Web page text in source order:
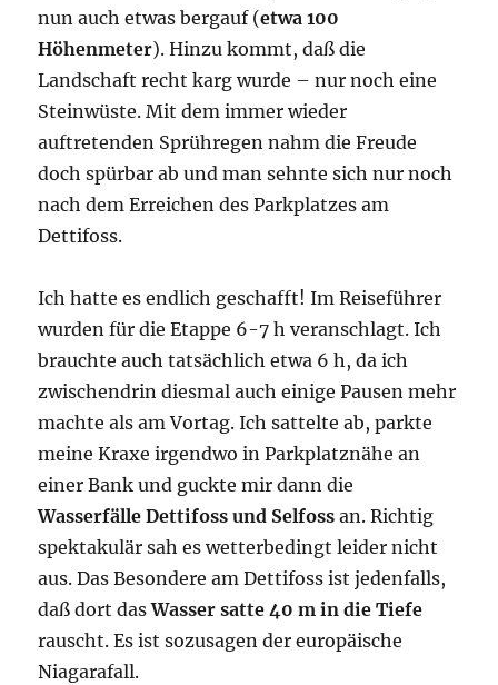
nun auch etwas bergauf (etwa 100
Höhenmeter). Hinzu kommt, daß die
Landschaft recht karg wurde – nur noch eine
Steinwüste. Mit dem immer wieder
auftretenden Sprühregen nahm die Freude
doch spürbar ab und man sehnte sich nur noch
nach dem Erreichen des Parkplatzes am
Dettifoss.
Ich hatte es endlich geschafft! Im Reiseführer
wurden für die Etappe 6-7 h veranschlagt. Ich
brauchte auch tatsächlich etwa 6 h, da ich
zwischendrin diesmal auch einige Pausen mehr
machte als am Vortag. Ich sattelte ab, parkte
meine Kraxe irgendwo in Parkplatznähe an
einer Bank und guckte mir dann die
Wasserfälle Dettifoss und Selfoss an. Richtig
spektakulär sah es wetterbedingt leider nicht
aus. Das Besondere am Dettifoss ist jedenfalls,
daß dort dasWasser satte 40 m in die Tiefe
rauscht. Es ist sozusagen der europäische
Niagarafall.